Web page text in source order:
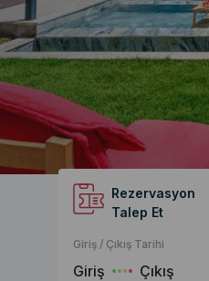
Rezervasyon
Talep Et
Giriş / Çıkış Tarihi
Giriş Çıkış